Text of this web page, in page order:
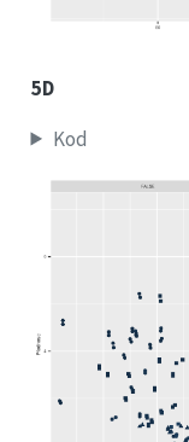
5D
Kod